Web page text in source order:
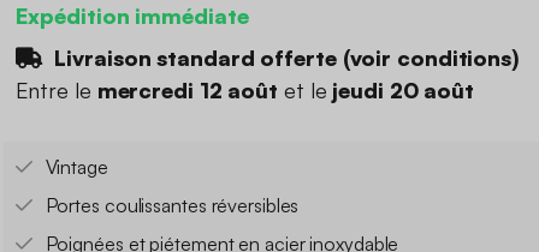
Expédition immédiate
Livraison standard offerte (voir conditions)
Entre le mercredi 12 août et le jeudi 20 août
Vintage
Portes coulissantes réversibles
Poignées et piétement en acier inoxydable